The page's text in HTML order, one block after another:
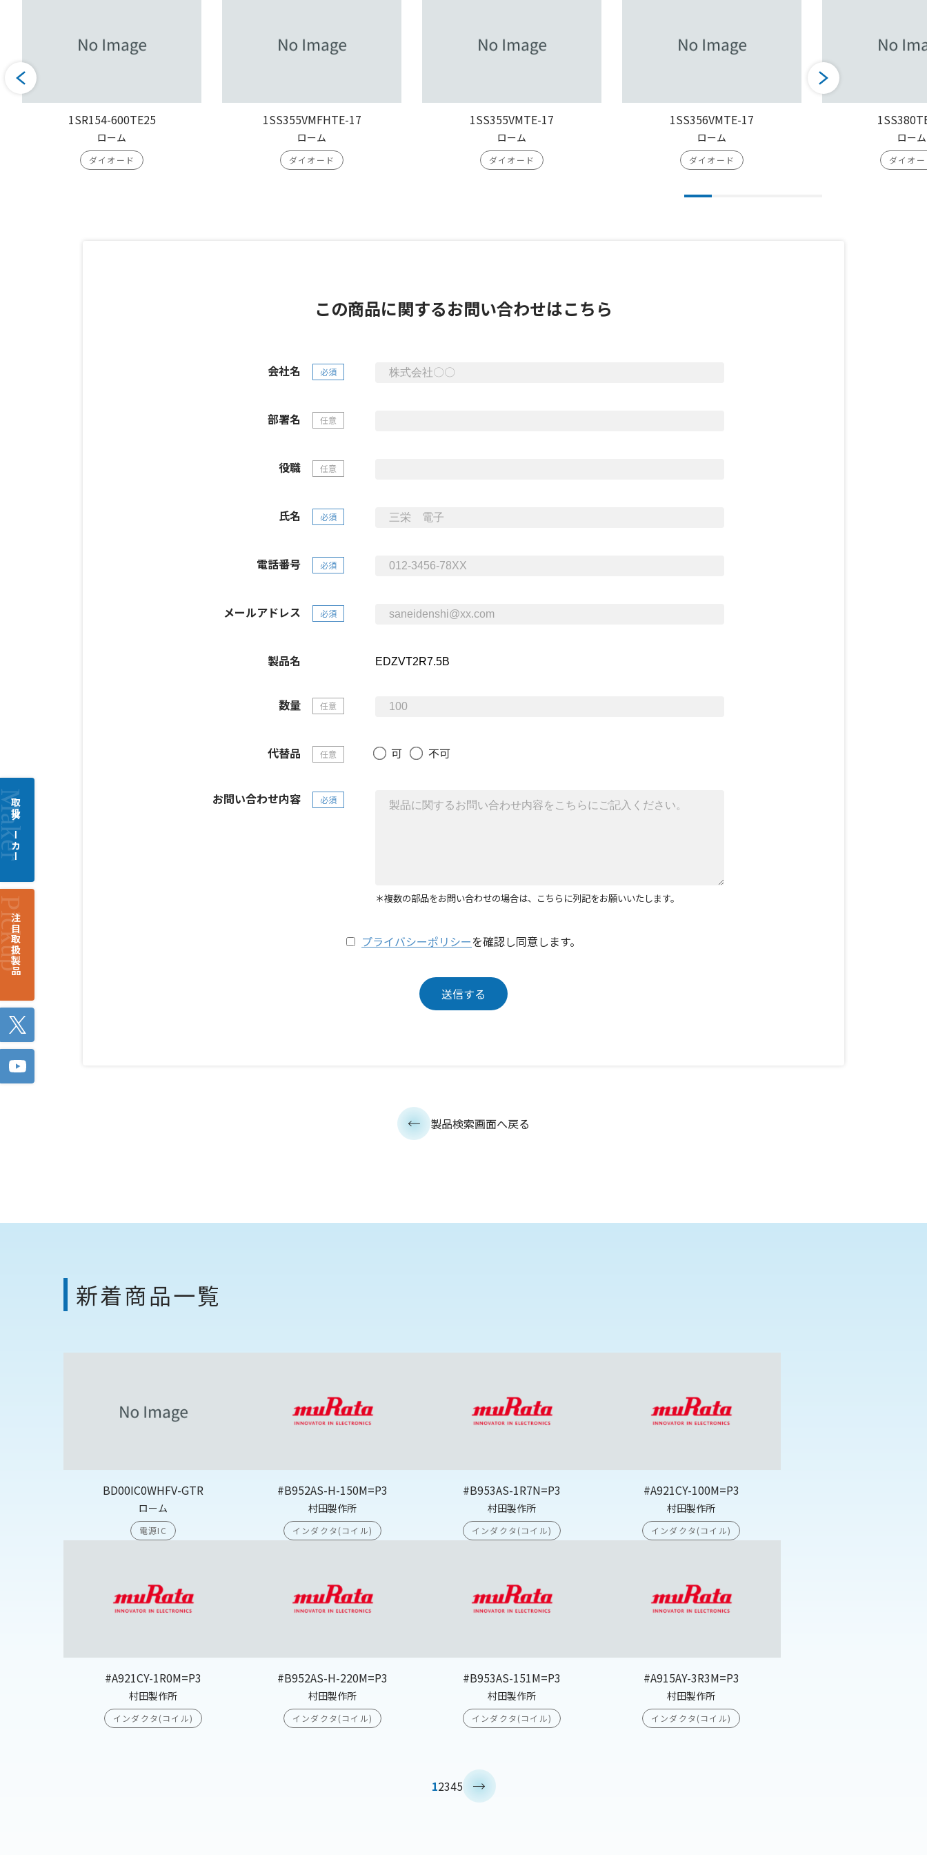
1SR154-600TE25
ローム
ダイオード
1SS355VMFHTE-17
ローム
ダイオード
1SS355VMTE-17
ローム
ダイオード
1SS356VMTE-17
ローム
ダイオード
ローム
ダイオ
この商品に関するお問い合わせはこちら
会社名 必須
部署名 任意
役職 任意
氏名 必須
電話番号 必須
メールアドレス 必須
製品名
数量 任意
代替品 任意 可 不可
お問い合わせ内容 必須
＊複数の部品をお問い合わせの場合は、こちらに列記をお願いいたします。
プライバシーポリシーを確認し同意します。
製品検索画面へ戻る
新着商品一覧
BD00IC0WHFV-GTR
ローム
電源IC
#B952AS-H-150M=P3
村田製作所
インダクタ(コイル)
#B953AS-1R7N=P3
村田製作所
インダクタ(コイル)
#A921CY-100M=P3
村田製作所
インダクタ(コイル)
#A921CY-1R0M=P3
村田製作所
インダクタ(コイル)
#B952AS-H-220M=P3
村田製作所
インダクタ(コイル)
#B953AS-151M=P3
村田製作所
インダクタ(コイル)
#A915AY-3R3M=P3
村田製作所
インダクタ(コイル)
12345
取扱メーカー
注目取扱製品